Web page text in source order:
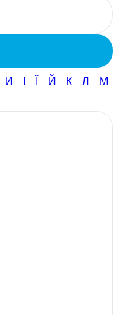
И І Ї Й К Л М